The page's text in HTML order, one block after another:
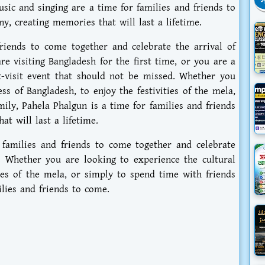
and singing are a time for families and friends to
creating memories that will last a lifetime.
to come together and celebrate the arrival of
visiting Bangladesh for the first time, or you are a
visit event that should not be missed. Whether you
of Bangladesh, to enjoy the festivities of the mela,
Pahela Phalgun is a time for families and friends
will last a lifetime.
and friends to come together and celebrate
you are looking to experience the cultural
of the mela, or simply to spend time with friends
and friends to come.